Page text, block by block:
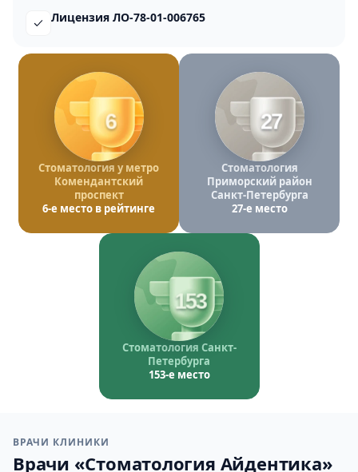
Лицензия ЛО-78-01-006765
6
Стоматология у метро
Комендантский
проспект
6-е место в рейтинге
27
Стоматология
Приморский район
Санкт-Петербурга
27-е место
153
Стоматология Санкт-
Петербурга
153-е место
ВРАЧИ КЛИНИКИ
Врачи «Стоматология Айдентика»